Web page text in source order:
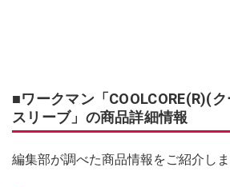
■ワークマン「COOLCORE(R)(
スリーブ」の商品詳細情報
編集部が調べた商品情報をご紹介しま